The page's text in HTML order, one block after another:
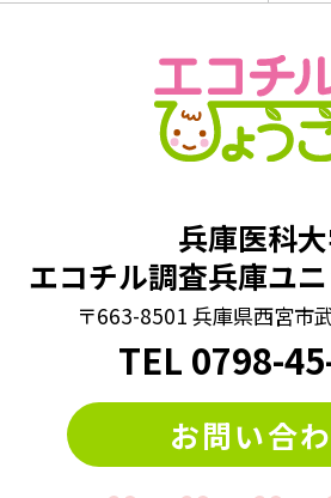
兵庫医科
エコチル調査兵庫ユ
〒663-8501 兵庫県西宮市
TEL 0798-
お問い合